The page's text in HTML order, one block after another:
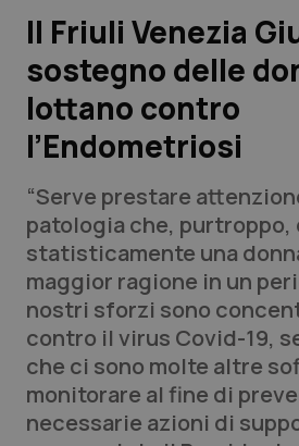
Lavoro e Professioni
Scienza e Farmaci
Studi e Analisi
Lettere al direttore
Edizioni Regionali
QS Pro
Professionisti Sanitari.AI
Abruzzo
QS Pro Gold
Il Friuli Venezia
sostegno delle
lottano contro
l’Endometriosi
“Serve prestare
patologia che, purtroppo,
statisticamente una
maggior ragione in un
nostri sforzi sono
contro il virus Covid-19,
che ci sono molte altre
monitorare al fine di
necessarie azioni di